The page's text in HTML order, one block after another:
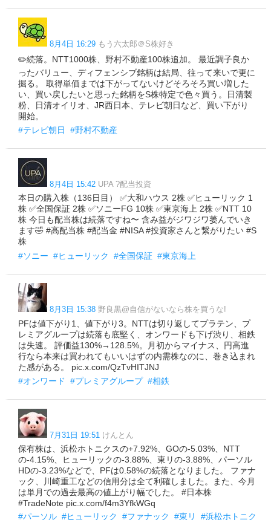
8月4日 16:29 もう六太郎＠S株好き
✏️続落。NTT1000株、野村不動産100株追加。 最近調子良か
ったバリュー、ディフェンシブ銘柄は結局、往って来いで更に
掘る。 取得単価までは下がってないけどそろそろ買い増した
い、買い戻したいと思った銘柄をS株特定で色々買う。日清製
粉、日清オイリオ、JR西日本、テレビ朝日など、買い下がり
開始。
#テレビ朝日
#野村不動産
8月4日 15:42 UPA ?配当投資
本日の購入株（136日目） ✅大和ハウス 2株 ✅ヒューリック 1
株 ✅全国保証 2株 ✅ソニーFG 10株 ✅東京海上 2株 ✅NTT 10
株 今日も配当株は続落ですね〜 含み益がジワジワ萎んでいき
ます🤣 #高配当株 #配当金 #NISA #投資家さんと繋がりたい #S
株
#ソニー #ヒューリック #全国保証 #東京海上
8月3日 15:38 野良黒@自信がないなら株を買うな!
PFは値下がり1、値下がり3。NTTは切り返してプラテン、プ
レミアグループは続落も底堅く、オンワードも下げ渋り、相鉄
は失速。 評価益130%→128.5%。月初からマイナス、円高進
行なら本来は買われてもいいはずの内需株なのに、巻き込まれ
た感がある。 pic.x.com/QzTvHITJNJ
#オンワード
#プレミアグループ #相鉄
7月31日 19:51 けんとん
保有株は、浜松ホトニクスの+7.92%、GOの-5.03%、NTT
の-4.15%、ヒューリックの-3.88%、東リの-3.88%、パーソル
HDの-3.23%などで、PFは0.58%の続落となりました。 ファナ
ック、川崎重工などの信用分は全て利確しました。また、今月
は単月での過去最高の値上がり幅でした。 #日本株
#TradeNote pic.x.com/f4m3YfkWGq
#パーソル #ヒューリック #ファナック #東リ #浜松ホトニク